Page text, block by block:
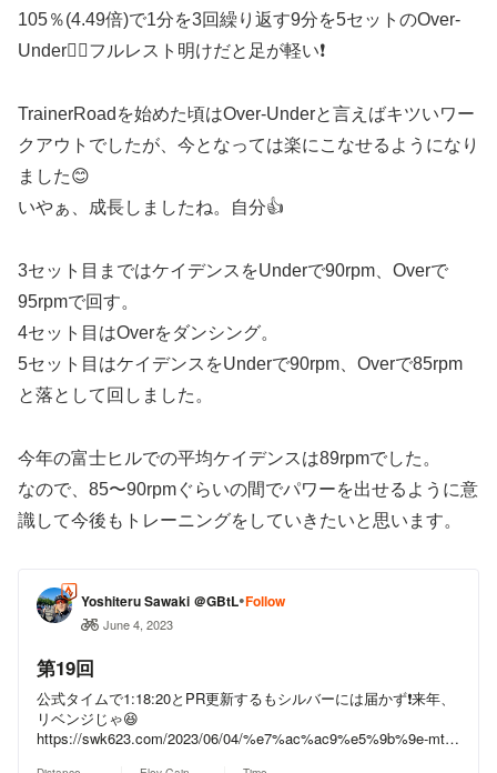
105％(4.49倍)で1分を3回繰り返す9分を5セットのOver-
Under🚴‍♂️フルレスト明けだと足が軽い❗️
TrainerRoadを始めた頃はOver-Underと言えばキツいワー
クアウトでしたが、今となっては楽にこなせるようになり
ました😊
いやぁ、成長しましたね。自分👍
3セット目まではケイデンスをUnderで90rpm、Overで
95rpmで回す。
4セット目はOverをダンシング。
5セット目はケイデンスをUnderで90rpm、Overで85rpm
と落として回しました。
今年の富士ヒルでの平均ケイデンスは89rpmでした。
なので、85〜90rpmぐらいの間でパワーを出せるように意
識して今後もトレーニングをしていきたいと思います。